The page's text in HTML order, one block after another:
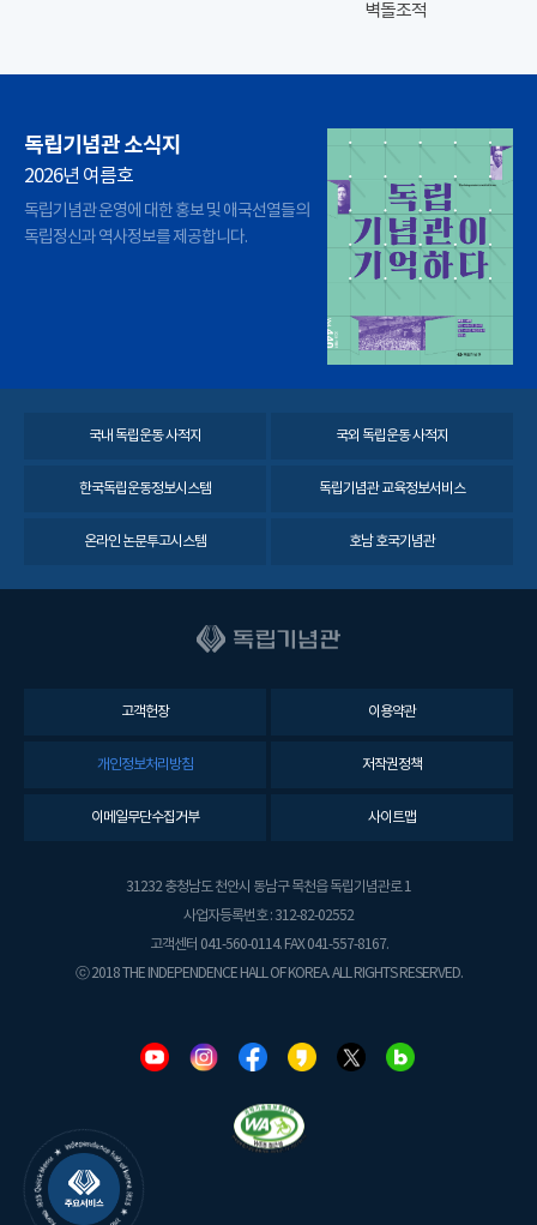
벽돌조적
독립기념관 소식지
2026년 여름호
독립기념관 운영에 대한 홍보 및 애국선열들의
독립정신과 역사정보를 제공합니다.
국내 독립운동 사적지 국외 독립운동 사적지
한국독립운동정보시스템 독립기념관 교육정보서비스
온라인 논문투고시스템 호남 호국기념관
고객헌장 이용약관
개인정보처리방침 저작권정책
이메일무단수집거부 사이트맵
31232 충청남도 천안시 동남구 목천읍 독립기념관로 1
사업자등록번호 : 312-82-02552
고객센터 041-560-0114. FAX 041-557-8167.
ⓒ 2018 THE INDEPENDENCE HALL OF KOREA. ALL RIGHTS RESERVED.